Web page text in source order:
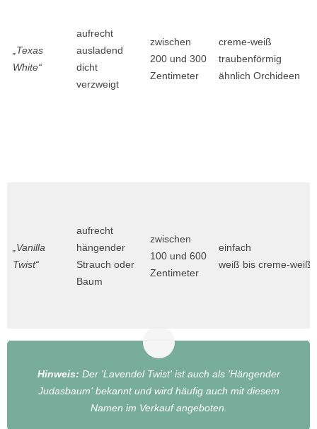
„Texas
White“
aufrecht
ausladend
dicht
verzweigt
zwischen
200 und 300
Zentimeter
creme-weiß
traubenförmig
ähnlich Orchideen
„Vanilla
Twist“
aufrecht
hängender
Strauch oder
Baum
zwischen
100 und 600
Zentimeter
einfach
weiß bis creme-weiß
Hinweis: Der 'Lavendel Twist' ist auch als 'Hängender
Judasbaum' bekannt und wird häufig auch mit diesem
Namen im Verkauf angeboten.